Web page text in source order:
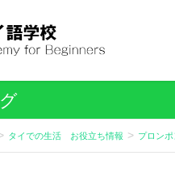
タイでの生活 お役立ち情報 プロン